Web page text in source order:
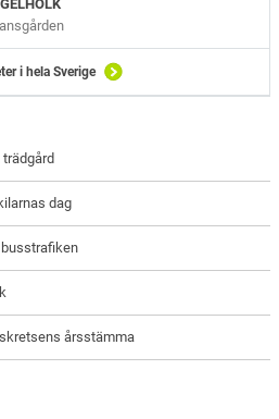
i hela Sverige
dag
årsstämma